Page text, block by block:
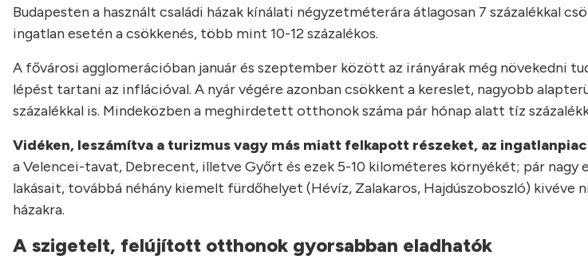
Budapesten a használt családi házak kínálati négyzetméterára átlagosan 7 százalékkal
ingatlan esetén a csökkenés, több mint 10-12 százalékos.
A fővárosi agglomerációban január és szeptember között az irányárak még növekedni
lépést tartani az inflációval. A nyár végére azonban csökkent a kereslet, nagyobb
százalékkal is. Mindeközben a meghirdetett otthonok száma pár hónap alatt tíz
Vidéken, leszámítva a turizmus vagy más miatt felkapott részeket, az
a Velencei-tavat, Debrecent, illetve Győrt és ezek 5-10 kilométeres környékét; pár nagy
lakásait, továbbá néhány kiemelt fürdőhelyet (Hévíz, Zalakaros, Hajdúszoboszló) kivéve
házakra.
A szigetelt, felújított otthonok gyorsabban eladhatók